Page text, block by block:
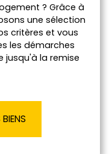
? Grâce à
une sélection
critères et vous
les démarches
jusqu'à la remise